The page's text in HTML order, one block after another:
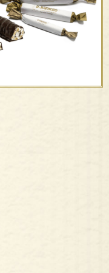
con granella di
torrone